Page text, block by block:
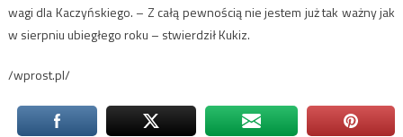
wagi dla Kaczyńskiego. – Z całą pewnością nie jestem już tak ważny jak
w sierpniu ubiegłego roku – stwierdził Kukiz.
/wprost.pl/